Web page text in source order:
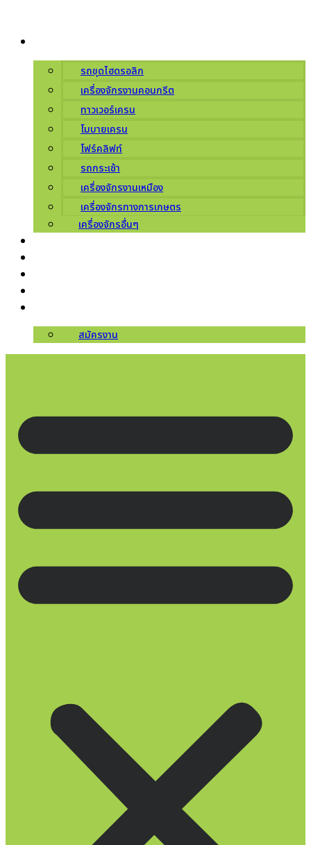
content
รถขุดไฮดรอลิก
เครื่องจักรงานคอนกรีต
ทาวเวอร์เครน
โมบายเครน
โฟร์คลิฟท์
รถกระเช้า
เครื่องจักรงานเหมือง
เครื่องจักรทางการเกษตร
เครื่องจักรอื่นๆ
สมัครงาน